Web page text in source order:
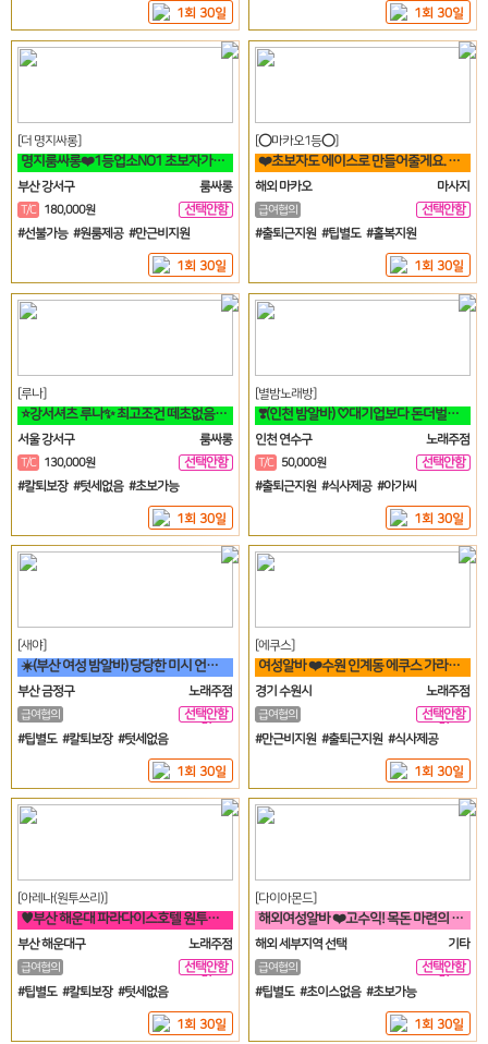
1회 30일 1회 30일
[더 명지싸롱]
명지룸싸롱❤️1등업소NO1 초보자가능 투잡 고페이갯수보장❤️
부산 강서구
룸싸롱
T/C 180,000원
선택안함
일
#선불가능 #원룸제공 #만근비지원
1회 30일
[⭕마카오1등⭕]
❤️초보자도 에이스로 만들어줄게요. 우리 가게 오면, 수입 부터 달라요❤️
해외 마카오
마사지
급여협의
선택안함
일
#출퇴근지원 #팁별도 #홀복지원
1회 30일
[루나]
⭐강서셔츠 루나✨ 최고조건 떼초없음! 케어보장! 60분 풀티13⭐
서울 강서구
룸싸롱
T/C 130,000원
선택안함
일
#칼퇴보장 #텃세없음 #초보가능
1회 30일
[별밤노래방]
❣️(인천 밤알바) ♡대기업보다 돈더벌자 젊은실장♡❣️
인천 연수구
노래주점
T/C 50,000원
선택안함
일
#출퇴근지원 #식사제공 #아가씨
1회 30일
[새야]
☀️(부산 여성 밤알바) 당당한 미시 언니들 구함☀️
부산 금정구
노래주점
급여협의
선택안함
일
#팁별도 #칼퇴보장 #텃세없음
1회 30일
[에쿠스]
여성알바 ❤️수원 인계동 에쿠스 가라오케&하이퍼블릭❤️
경기 수원시
노래주점
급여협의
선택안함
일
#만근비지원 #출퇴근지원 #식사제공
1회 30일
[아레나(원투쓰리)]
♥️부산 해운대 파라다이스호텔 원투쓰리 클럽 영업진 구합니다♥️
부산 해운대구
노래주점
급여협의
선택안함
일
#팁별도 #칼퇴보장 #텃세없음
1회 30일
[다이아몬드]
해외여성알바 ❤️고수익! 목돈 마련의 꿈! 미국에서 이루세요❤️
해외 세부지역 선택
기타
급여협의
선택안함
일
#팁별도 #초이스없음 #초보가능
1회 30일